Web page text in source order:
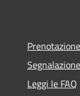
Leggi le FAQ